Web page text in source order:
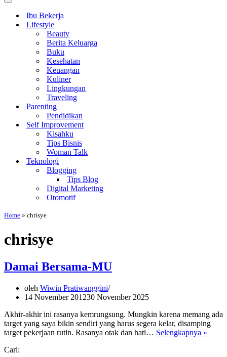
Menu
NavigasiIbu Bekerja
Lifestyle
Beauty
Berita Keluarga
Buku
Kesehatan
Keuangan
Kuliner
Lingkungan
Traveling
Parenting
Pendidikan
Self Improvement
Kisahku
Tips Bisnis
Woman Talk
Teknologi
Blogging
Tips Blog
Digital Marketing
Otomotif
Home » chrisye
chrisye
Damai Bersama-MU
oleh Wiwin Pratiwanggini
14 November 201230 November 2025
Akhir-akhir ini rasanya kemrungsung. Mungkin karena memang ada
target yang saya bikin sendiri yang harus segera kelar, disamping
target pekerjaan rutin. Rasanya otak dan hati… Selengkapnya »
Cari: